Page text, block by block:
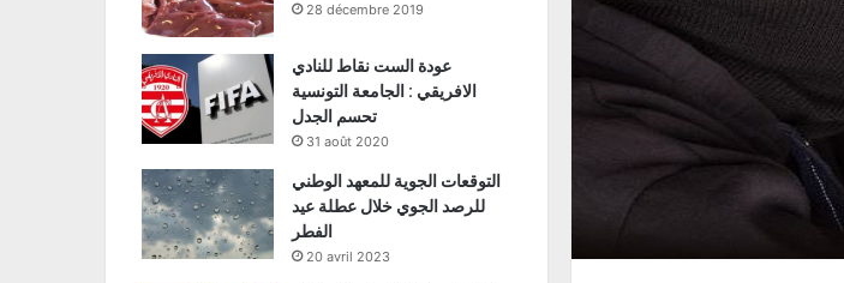
28 décembre 2019
عودة الست نقاط للنادي
الافريقي : الجامعة التونسية
تحسم الجدل
31 août 2020
التوقعات الجوية للمعهد الوطني
للرصد الجوي خلال عطلة عيد
الفطر
20 avril 2023